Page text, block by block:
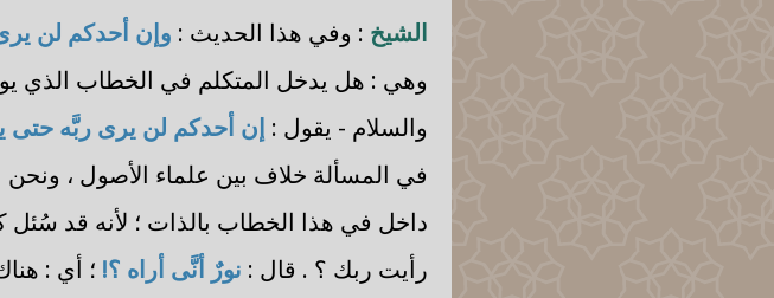
الشيخ : وفي هذا الحديث : وإن أحدكم لن
وهي : هل يدخل المتكلم في الخطاب الذي
والسلام - يقول : إن أحدكم لن يرى ربَّه حتى
في المسألة خلاف بين علماء الأصول ، ونحن
داخل في هذا الخطاب بالذات ؛ لأنه قد
رأيت ربك ؟ . قال : نورٌ أنَّى أراه ؟! ؛ أي :